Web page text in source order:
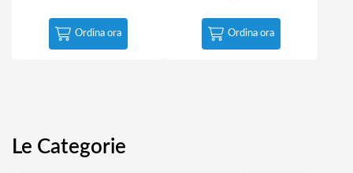
Ordina ora Ordina ora
Le Categorie